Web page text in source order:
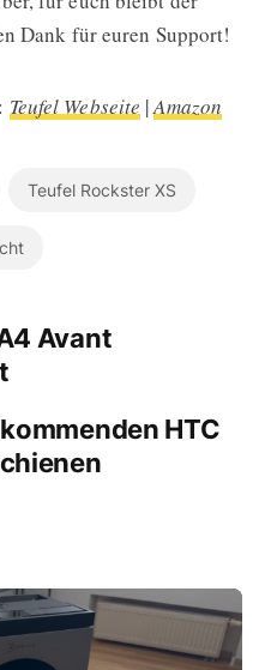
Dank für euren Support!
: Teufel Webseite |Amazon
Teufel Rockster XS
Avant
HTC